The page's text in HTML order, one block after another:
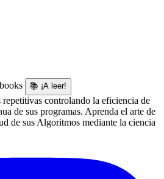
📚 ¡A leer!
repetitivas controlando la eficiencia de
de sus programas. Aprenda el arte de
de sus Algoritmos mediante la ciencia